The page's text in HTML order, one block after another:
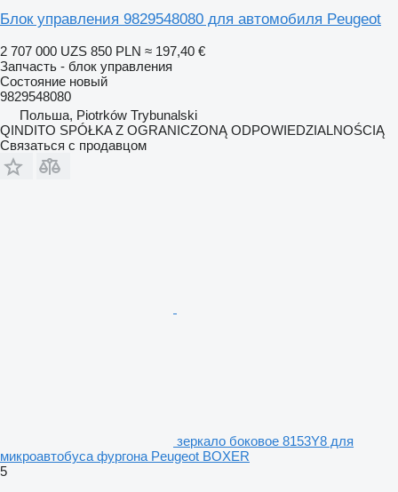
Блок управления 9829548080 для автомобиля Peugeot
2 707 000 UZS 850 PLN ≈ 197,40 €
Запчасть - блок управления
Состояние новый
9829548080
Польша, Piotrków Trybunalski
QINDITO SPÓŁKA Z OGRANICZONĄ ODPOWIEDZIALNOŚCIĄ
Связаться с продавцом
зеркало боковое 8153Y8 для
микроавтобуса фургона Peugeot BOXER
5